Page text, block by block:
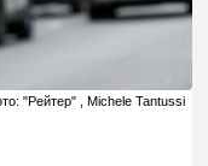
"Рейтер" , Michele Tantussi